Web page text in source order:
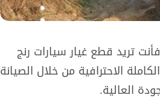
تريد قطع غيار سيارات رنج
الاحترافية من خلال الصيانة
العالية.